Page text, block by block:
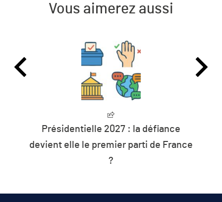
Vous aimerez aussi
Présidentielle 2027 : la défiance
devient elle le premier parti de France